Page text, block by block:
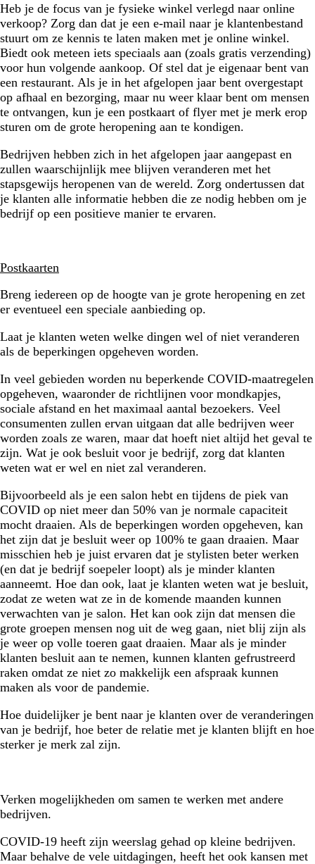
Heb je de focus van je fysieke winkel verlegd naar online
verkoop? Zorg dan dat je een e-mail naar je klantenbestand
stuurt om ze kennis te laten maken met je online winkel.
Biedt ook meteen iets speciaals aan (zoals gratis verzending)
voor hun volgende aankoop. Of stel dat je eigenaar bent van
een restaurant. Als je in het afgelopen jaar bent overgestapt
op afhaal en bezorging, maar nu weer klaar bent om mensen
te ontvangen, kun je een postkaart of flyer met je merk erop
sturen om de grote heropening aan te kondigen.
Bedrijven hebben zich in het afgelopen jaar aangepast en
zullen waarschijnlijk mee blijven veranderen met het
stapsgewijs heropenen van de wereld. Zorg ondertussen dat
je klanten alle informatie hebben die ze nodig hebben om je
bedrijf op een positieve manier te ervaren.
Postkaarten
Breng iedereen op de hoogte van je grote heropening en zet
er eventueel een speciale aanbieding op.
Laat je klanten weten welke dingen wel of niet veranderen
als de beperkingen opgeheven worden.
In veel gebieden worden nu beperkende COVID-maatregelen
opgeheven, waaronder de richtlijnen voor mondkapjes,
sociale afstand en het maximaal aantal bezoekers. Veel
consumenten zullen ervan uitgaan dat alle bedrijven weer
worden zoals ze waren, maar dat hoeft niet altijd het geval te
zijn. Wat je ook besluit voor je bedrijf, zorg dat klanten
weten wat er wel en niet zal veranderen.
Bijvoorbeeld als je een salon hebt en tijdens de piek van
COVID op niet meer dan 50% van je normale capaciteit
mocht draaien. Als de beperkingen worden opgeheven, kan
het zijn dat je besluit weer op 100% te gaan draaien. Maar
misschien heb je juist ervaren dat je stylisten beter werken
(en dat je bedrijf soepeler loopt) als je minder klanten
aanneemt. Hoe dan ook, laat je klanten weten wat je besluit,
zodat ze weten wat ze in de komende maanden kunnen
verwachten van je salon. Het kan ook zijn dat mensen die
grote groepen mensen nog uit de weg gaan, niet blij zijn als
je weer op volle toeren gaat draaien. Maar als je minder
klanten besluit aan te nemen, kunnen klanten gefrustreerd
raken omdat ze niet zo makkelijk een afspraak kunnen
maken als voor de pandemie.
Hoe duidelijker je bent naar je klanten over de veranderingen
van je bedrijf, hoe beter de relatie met je klanten blijft en hoe
sterker je merk zal zijn.
Verken mogelijkheden om samen te werken met andere
bedrijven.
COVID-19 heeft zijn weerslag gehad op kleine bedrijven.
Maar behalve de vele uitdagingen, heeft het ook kansen met